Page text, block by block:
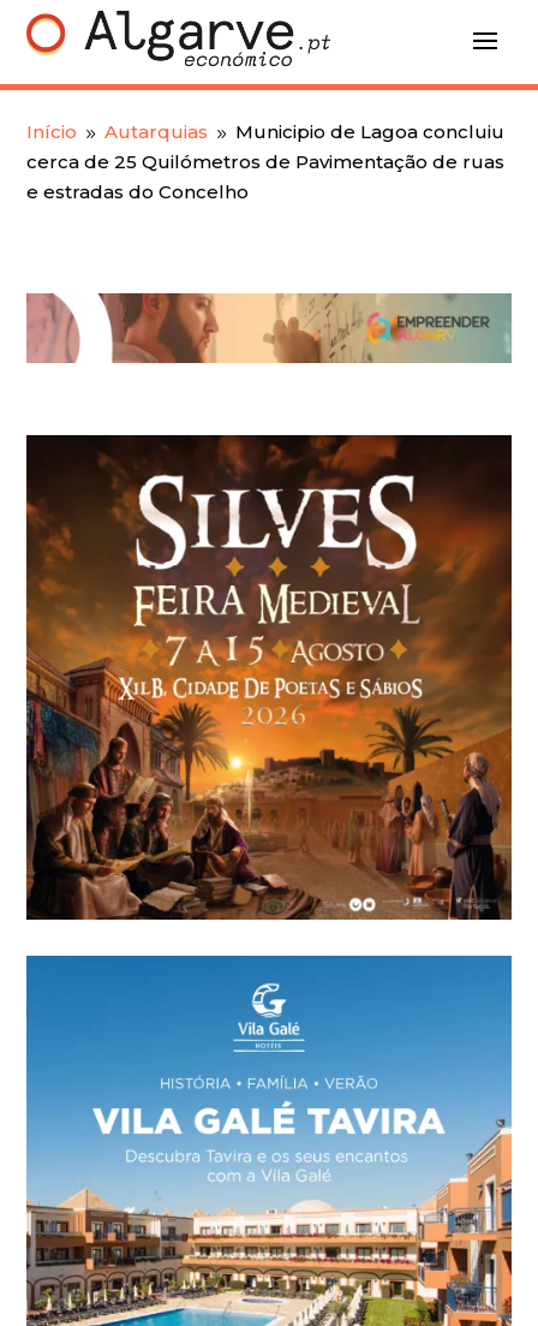
Início 9 Autarquias 9 Municipio de Lagoa concluiu
cerca de 25 Quilómetros de Pavimentação de ruas
e estradas do Concelho